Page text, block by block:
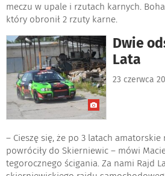
meczu w upale i rzutach karnych.
który obronił 2 rzuty karne.
Dwie
Lata
23 czerwca
– Cieszę się, że po 3 latach
powróciły do Skierniewic – mówi
tegorocznego ścigania. Za nami Rajd